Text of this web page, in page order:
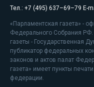
Тел.: +7 (495) 637–69–79 E-
«Парламентская газета» -
Федерального Собрания
газеты - Государственная
публикатор федеральных
законов и актов палат
газета» имеет пункты
федерации.